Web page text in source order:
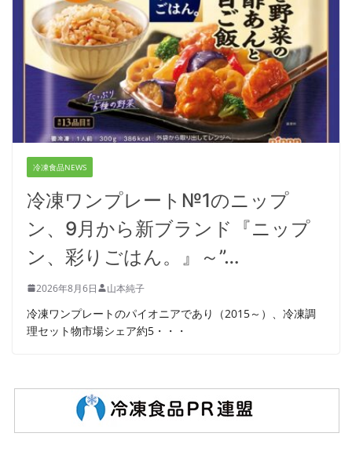
冷凍食品NEWS
冷凍ワンプレート№1のニップ
ン、9月から新ブランド『ニップ
ン、彩りごはん。』～”…
2026年8月6日 山本純子
冷凍ワンプレートのパイオニアであり（2015～）、冷凍調
理セット物市場シェア約5・・・